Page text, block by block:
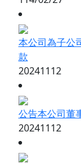
本公司為子公
款
20241112
公告本公司董
20241112